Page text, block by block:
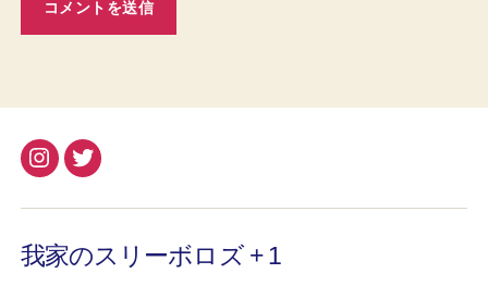
Instagram
Twitter
我家のスリーボロズ + 1